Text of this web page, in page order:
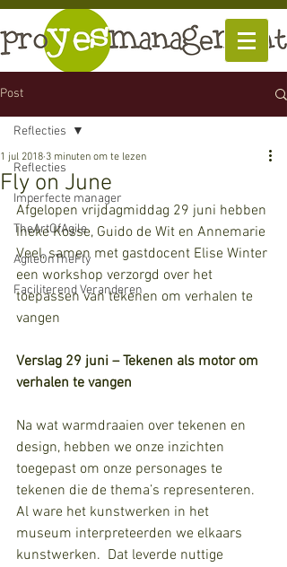
Post
Reflecties
Imperfecte manager
TheArtOfAgile
AgileOnTheFly
Faciliterend Veranderen
Reflecties
Fly on June
1 jul 2018 3 minuten om te lezen
Afgelopen vrijdagmiddag 29 juni hebben
Ineke Kosse, Guido de Wit en Annemarie
Veel, samen met gastdocent Elise Winter
een workshop verzorgd over het
toepassen van tekenen om verhalen te
vangen
Verslag 29 juni – Tekenen als motor om
verhalen te vangen
Na wat warmdraaien over tekenen en
design, hebben we onze inzichten
toegepast om onze personages te
tekenen die de thema’s representeren.
Al ware het kunstwerken in het
museum interpreteerden we elkaars
kunstwerken.  Dat leverde nuttige